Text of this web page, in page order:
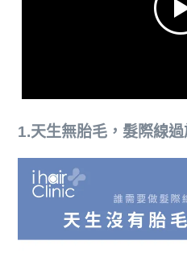
1.天生無胎毛，髮際線